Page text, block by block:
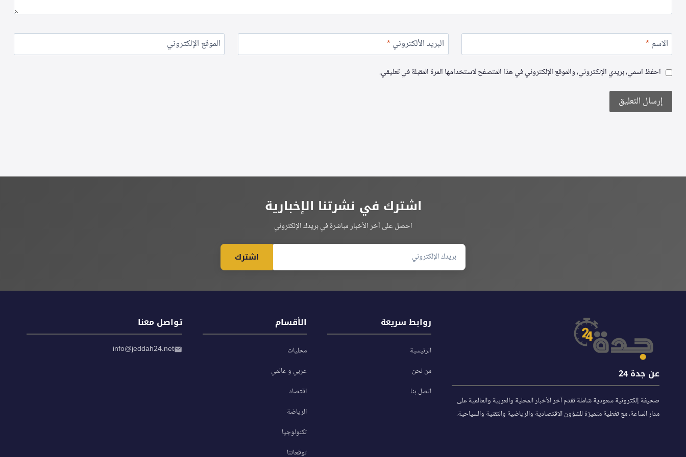
الاسم* البريد الألكتروني* الموقع الإلكتروني
احفظ اسمي، بريدي الإلكتروني، والموقع الإلكتروني في هذا المتصفح لاستخدامها المرة المقبلة في تعليقي.
اشترك في نشرتنا الإخبارية
احصل على آخر الأخبار مباشرة في بريدك الإلكتروني
اشترك
عن جدة 24
صحيفة إلكترونية سعودية شاملة تقدم آخر الأخبار المحلية والعربية والعالمية على
مدار الساعة، مع تغطية متميزة للشؤون الاقتصادية والرياضية والتقنية والسياحية.
روابط سريعة
الرئيسية
من نحن
اتصل بنا
الأقسام
محليات
عربي و عالمي
اقتصاد
الرياضة
تكنولوجيا
توقعاتنا
تواصل معنا
info@jeddah24.net